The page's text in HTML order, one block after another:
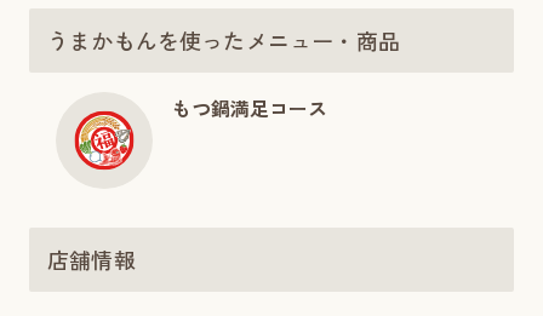
うまかもんを使ったメニュー・商品
もつ鍋満足コース
店舗情報